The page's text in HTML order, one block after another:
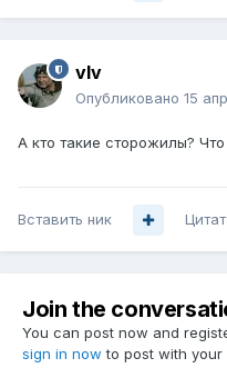
vIv
Опубликовано 15
А кто такие сторожилы?
Вставить ник
Join the
You can post now and
sign in now to post with your